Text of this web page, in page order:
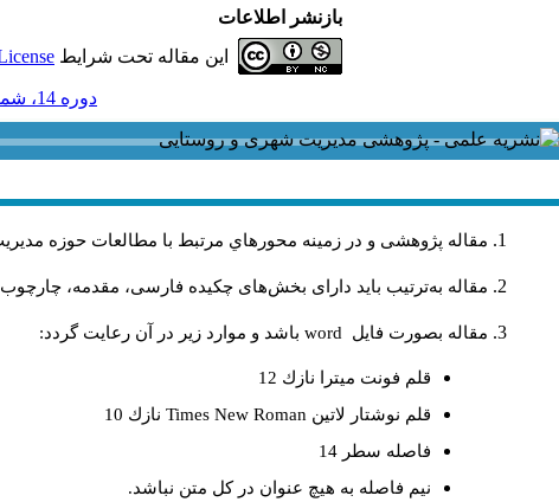
بازنشر اطلاعات
این مقاله تحت شرایط
دوره 14، شماره 39 - ( تابستان 1394 )
مقاله پژوهشی و در زمینه محورهاي مرتبط با مطالعات حوزه
مقاله به‌ترتیب باید دارای بخش‌های چکیده فارسی، مقدمه،
مقاله بصورت فايل word باشد و موارد زير در آن رعايت گردد:
قلم فونت ميترا نازك 12
قلم نوشتار لاتين Times New Roman نازك 10
فاصله سطر 14
نيم فاصله به هيچ عنوان در كل متن نباشد.